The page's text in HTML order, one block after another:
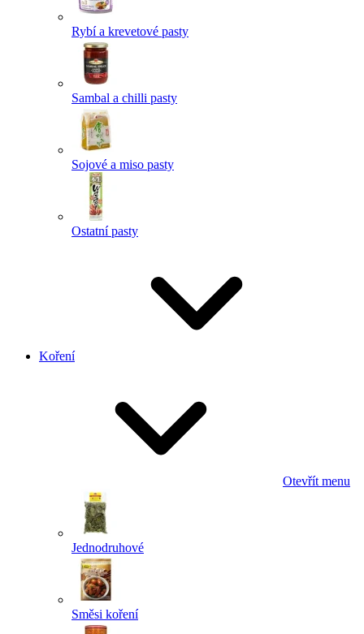
Rybí a krevetové pasty
Sambal a chilli pasty
Sojové a miso pasty
Ostatní pasty
Koření
Otevřít menu
Jednodruhové
Směsi koření